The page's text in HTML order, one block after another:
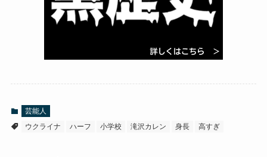
芸能人
ウクライナ
ハーフ 小学校 滝沢カレン 身長 高すぎ